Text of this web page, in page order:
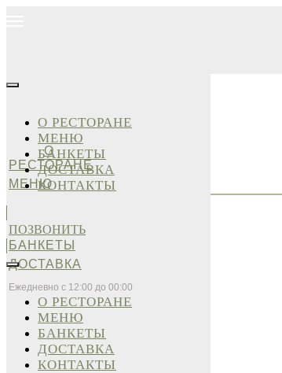
О
РЕСТОРАНЕ
МЕНЮ
БАНКЕТЫ
ДОСТАВКА
Ежедневно с 12:00 до 00:00
О РЕСТОРАНЕ
МЕНЮ
БАНКЕТЫ
ДОСТАВКА
КОНТАКТЫ
ПОЗВОНИТЬ
О РЕСТОРАНЕ
МЕНЮ
БАНКЕТЫ
ДОСТАВКА
КОНТАКТЫ